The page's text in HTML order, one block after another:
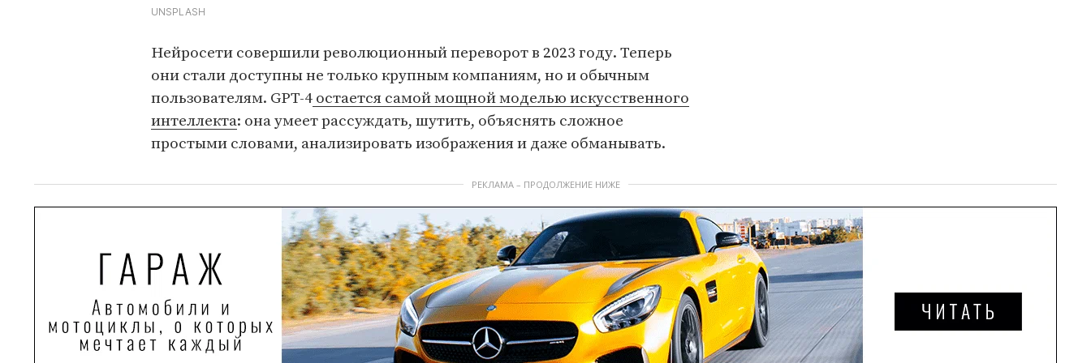
UNSPLASH
Нейросети совершили революционный переворот в 2023 году. Теперь
они стали доступны не только крупным компаниям, но и обычным
пользователям. GPT-4 остается самой мощной моделью искусственного
интеллекта: она умеет рассуждать, шутить, объяснять сложное
простыми словами, анализировать изображения и даже обманывать.
РЕКЛАМА – ПРОДОЛЖЕНИЕ НИЖЕ